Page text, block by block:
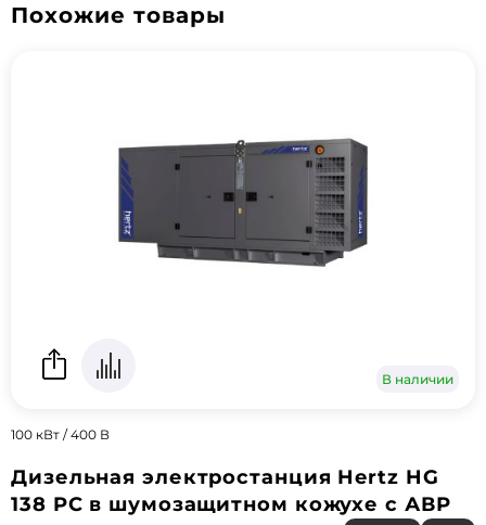
Похожие товары
В наличии
100 кВт / 400 В
Дизельная электростанция Hertz HG
138 PC в шумозащитном кожухе с АВР